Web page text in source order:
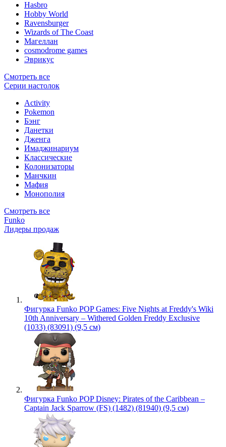
Hasbro
Hobby World
Ravensburger
Wizards of The Coast
Магеллан
сosmodrome games
Эврикус
Смотреть все
Серии настолок
Activity
Pokemon
Бэнг
Данетки
Дженга
Имаджинариум
Классические
Колонизаторы
Манчкин
Мафия
Монополия
Смотреть все
Funko
Лидеры продаж
Фигурка Funko POP Games: Five Nights at Freddy's Wiki
10th Anniversary – Withered Golden Freddy Exclusive
(1033) (83091) (9,5 см)
Фигурка Funko POP Disney: Pirates of the Caribbean –
Captain Jack Sparrow (FS) (1482) (81940) (9,5 см)